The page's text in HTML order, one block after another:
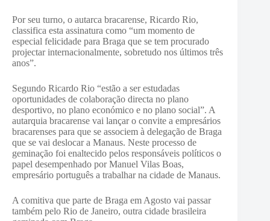
Por seu turno, o autarca bracarense, Ricardo Rio,
classifica esta assinatura como “um momento de
especial felicidade para Braga que se tem procurado
projectar internacionalmente, sobretudo nos últimos três
anos”.
Segundo Ricardo Rio “estão a ser estudadas
oportunidades de colaboração directa no plano
desportivo, no plano económico e no plano social”. A
autarquia bracarense vai lançar o convite a empresários
bracarenses para que se associem à delegação de Braga
que se vai deslocar a Manaus. Neste processo de
geminação foi enaltecido pelos responsáveis políticos o
papel desempenhado por Manuel Vilas Boas,
empresário português a trabalhar na cidade de Manaus.
A comitiva que parte de Braga em Agosto vai passar
também pelo Rio de Janeiro, outra cidade brasileira